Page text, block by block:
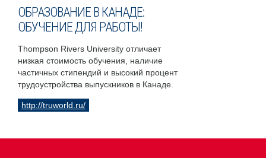
ОБРАЗОВАНИЕ В КАНАДЕ:
ОБУЧЕНИЕ ДЛЯ РАБОТЫ!
Thompson Rivers University отличает
низкая стоимость обучения, наличие
частичных стипендий и высокий процент
трудоустройства выпускников в Канаде.
http://truworld.ru/